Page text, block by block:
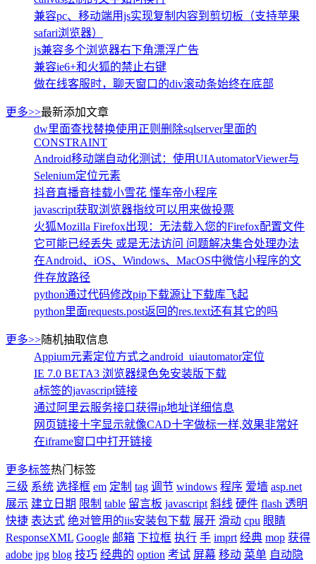
兼容pc、移动端用js实现复制内容到剪切板（支持苹果
safari浏览器）
js兼容多个浏览器右下角漂浮广告
兼容ie6+和火狐的禁止右键
做在线客服时，聊天窗口的div滚动条始终在底部
更多>>最新添加文章
dw里面查找替换使用正则删除sqlserver里面的
CONSTRAINT
Android移动端自动化测试：使用UIAutomatorViewer与
Selenium定位元素
抖音直播音挂载小雪花 懂车帝小程序
javascript获取浏览器指纹可以用来做投票
火狐Mozilla Firefox出现：无法载入您的Firefox配置文件
它可能已经丢失 或是无法访问 问题解决集合处理办法
在Android、iOS、Windows、MacOS中微信小程序的文
件存放路径
python通过代码修改pip下载源让下载库飞起
python里面requests.post返回的res.text还有其它的吗
更多>>随机抽取信息
Appium元素定位方式之android_uiautomator定位
IE 7.0 BETA3 浏览器绿色免安装版下载
a标签的javascript链接
通过阿里云服务接口获得ip地址详细信息
网页链接十字显示就像CAD十字做标一样,效果非常好
在iframe窗口中打开链接
更多标签热门标签
三级 系统 选择框 em 定制 tag 调节 windows 程序 爱墙 asp.net
展示 建立日期 限制 table 留言板 javascript 斜线 硬件 flash 透明
快捷 表达式 绝对管用的iis安装包下载 展开 滑动 cpu 眼睛
ResponseXML Google 邮箱 下拉框 执行 手 imprt 经典 mop 获得
adobe jpg blog 技巧 经典的 option 考试 屏幕 移动 菜单 自动隐